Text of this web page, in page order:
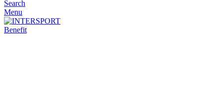
Search
Menu